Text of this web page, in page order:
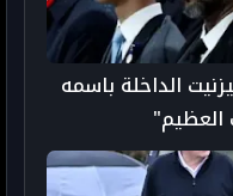
الداخلة باسمه
العظيم"